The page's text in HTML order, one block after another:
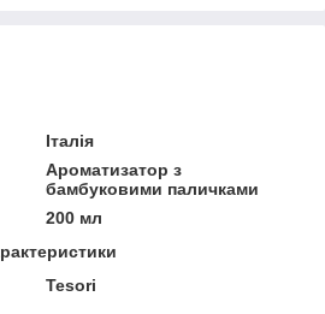
Італія
Ароматизатор з
бамбуковими паличками
200 мл
Tesori